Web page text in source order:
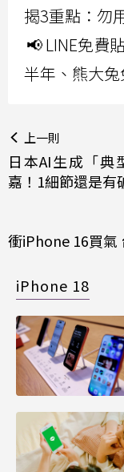
揭3重點：勿
📢 LINE免費
半年、熊大
上一則
日本AI生成「
嘉！1細節還是有
衝iPhone 16買氣
iPhone 18